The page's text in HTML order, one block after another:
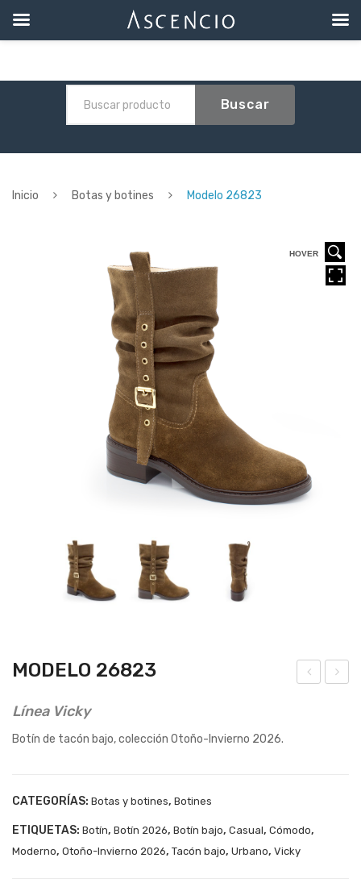
Buscar
Inicio Botas y botines Modelo 26823
HOVER
HOVER
HOVER
MODELO 26823
Línea Vicky
Botín de tacón bajo, colección Otoño-Invierno 2026.
CATEGORÍAS: Botas y botines, Botines
ETIQUETAS: Botín, Botín 2026, Botín bajo, Casual, Cómodo,
Moderno, Otoño-Invierno 2026, Tacón bajo, Urbano, Vicky